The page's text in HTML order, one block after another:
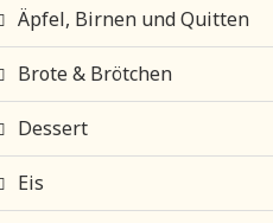
Äpfel, Birnen und Quitten
Brote & Brötchen
Dessert
Eis